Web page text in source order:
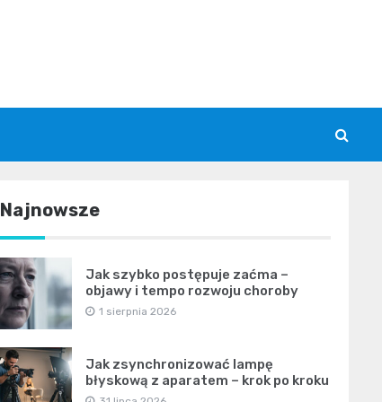
Najnowsze
Jak szybko postępuje zaćma –
objawy i tempo rozwoju choroby
1 sierpnia 2026
Jak zsynchronizować lampę
błyskową z aparatem – krok po kroku